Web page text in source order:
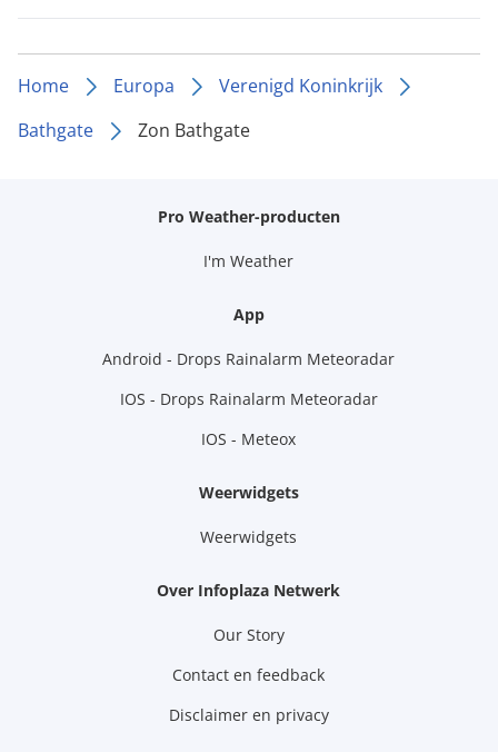
Home Europa
Verenigd Koninkrijk
Bathgate
Zon Bathgate
Pro Weather-producten
I'm Weather
App
Android - Drops Rainalarm Meteoradar
IOS - Drops Rainalarm Meteoradar
IOS - Meteox
Weerwidgets
Weerwidgets
Over Infoplaza Netwerk
Our Story
Contact en feedback
Disclaimer en privacy